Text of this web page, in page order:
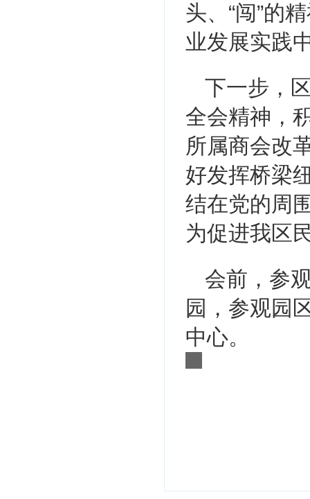
头、“闯”的
业发展实践
下一步，
全会精神，
所属商会改
好发挥桥梁
结在党的周
为促进我区
会前，参
园，参观园
中心。